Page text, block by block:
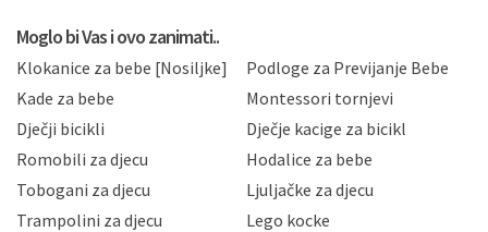
privatnosti i kolačića koju možete pročitati ovdje i
Hrvatske, a uvijek uz primjenu odgovarajućih tehničkih i
sigurnosnih mjera zaštite osobnih podataka od
neovlaštenog pristupa, zlouporabe, otkrivanja,
gubitka ili uništenja. Mae.hr štiti privatnost svojih
korisnika i posjetitelja web stranica, čuva povjerljivost
Vaših osobnih podataka te omogućava pristup i
priopćavanje osobnih podataka samo onim svojim
zaposlenicima kojima su isti potrebni radi provedbe
Moglo bi Vas i ovo zanimati..
Klokanice za bebe [Nosiljke]
Podloge za Previjanje Bebe
Kade za bebe
Montessori tornjevi
Dječji bicikli
Dječje kacige za bicikl
Romobili za djecu
Hodalice za bebe
Tobogani za djecu
Ljuljačke za djecu
Trampolini za djecu
Lego kocke